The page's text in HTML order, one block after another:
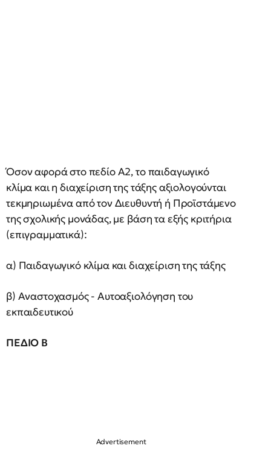
Όσον αφορά στο πεδίο Α2, το παιδαγωγικό
κλίμα και η διαχείριση της τάξης αξιολογούνται
τεκμηριωμένα από τον Διευθυντή ή Προϊστάμενο
της σχολικής μονάδας, με βάση τα εξής κριτήρια
(επιγραμματικά):
α) Παιδαγωγικό κλίμα και διαχείριση της τάξης
β) Αναστοχασμός - Αυτοαξιολόγηση του
εκπαιδευτικού
ΠΕΔΙΟ Β